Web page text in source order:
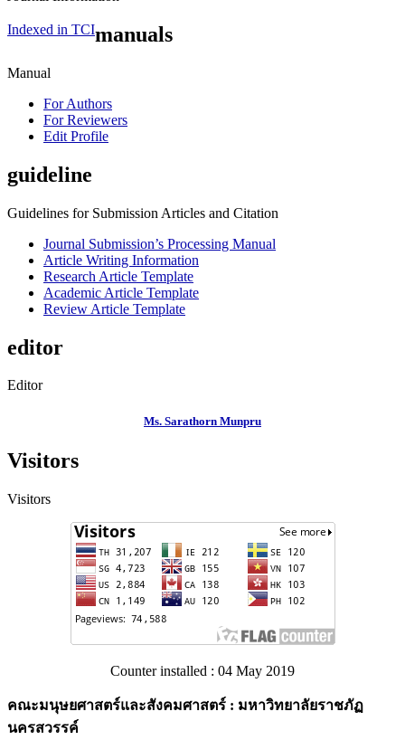
Indexed in TCImanuals
Manual
For Authors
For Reviewers
Edit Profile
guideline
Guidelines for Submission Articles and Citation
Journal Submission’s Processing Manual
Article Writing Information
Research Article Template
Academic Article Template
Review Article Template
editor
Editor
Ms. Sarathorn Munpru
Visitors
Visitors
Counter installed : 04 May 2019
คณะมนุษยศาสตร์และสังคมศาสตร์ : มหาวิทยาลัยราชภัฏ
นครสวรรค์